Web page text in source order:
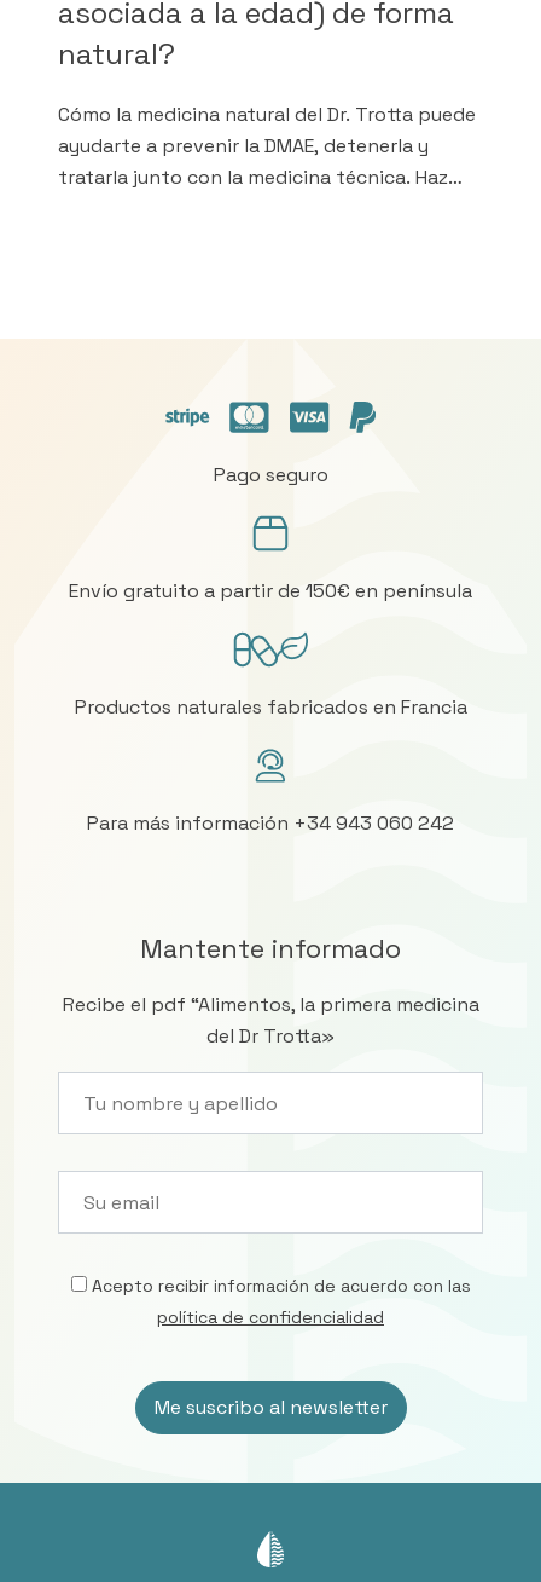
asociada a la edad) de forma
natural?
Cómo la medicina natural del Dr. Trotta puede
ayudarte a prevenir la DMAE, detenerla y
tratarla junto con la medicina técnica. Haz
Pago seguro
Envío gratuito a partir de 150€ en península
Productos naturales fabricados en Francia
Para más información +34 943 060 242
Mantente informado
Recibe el pdf “Alimentos, la primera medicina
del Dr Trotta»
Acepto recibir información de acuerdo con las
política de confidencialidad